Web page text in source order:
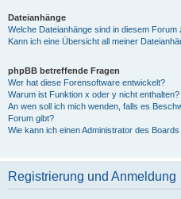
Dateianhänge
Welche Dateianhänge sind in diesem Forum
Kann ich eine Übersicht all meiner
phpBB betreffende Fragen
Wer hat diese Forensoftware entwickelt?
Warum ist Funktion x oder y nicht enthalten?
An wen soll ich mich wenden, falls es
Forum gibt?
Wie kann ich einen Administrator des
Registrierung und Anmeldung